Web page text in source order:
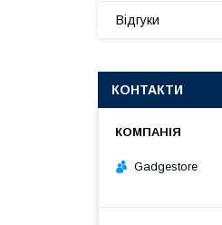
Відгуки
КОНТАКТИ
Gadgestore